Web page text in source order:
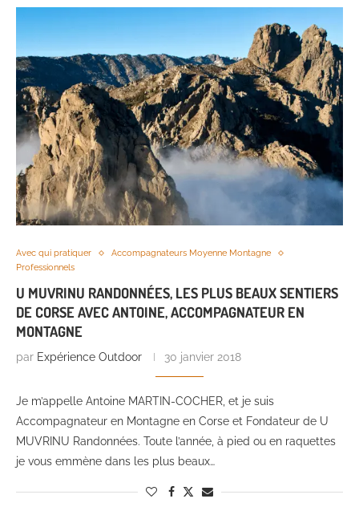
Avec qui pratiquer
Accompagnateurs Moyenne Montagne
Professionnels
U MUVRINU RANDONNÉES, LES PLUS BEAUX SENTIERS
DE CORSE AVEC ANTOINE, ACCOMPAGNATEUR EN
MONTAGNE
par Expérience Outdoor 30 janvier 2018
Je m’appelle Antoine MARTIN-COCHER, et je suis
Accompagnateur en Montagne en Corse et Fondateur de U
MUVRINU Randonnées. Toute l’année, à pied ou en raquettes
je vous emmène dans les plus beaux…